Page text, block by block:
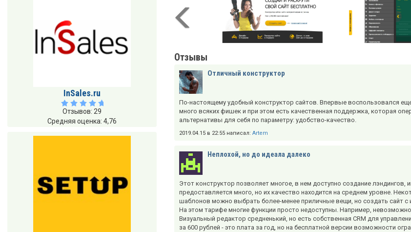
InSales.ru
Отзывов: 29
Средняя оценка: 4,76
Отзывы
Отличный конструктор
По-настоящему удобный конструктор сайтов. Впервые воспользовался
много всяких фишек и при этом есть качественная поддержка, которая
альтернативы для себя по параметру: удобство-качество.
2019.04.15 в 22:55 написал: Artem
Неплохой, но до идеала далеко
Этот конструктор позволяет многое, в нем доступно создание
предоставляется много, но их качество находится на среднем уровне.
шаблонов можно выбрать более-менее приличные вещи, но создать сайт
На этом тарифе многие функции просто недоступны. Например,
Визуальный редактор средненький, но есть собственная CRM для
за 600 рублей - это плата за год, но на бесплатной версии возможности